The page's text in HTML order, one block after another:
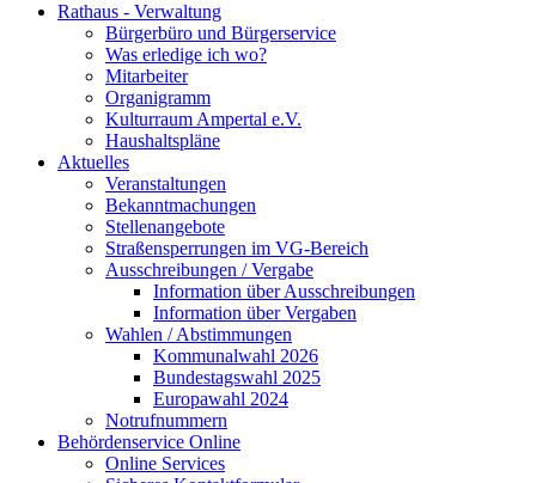
Rathaus - Verwaltung
Bürgerbüro und Bürgerservice
Was erledige ich wo?
Mitarbeiter
Organigramm
Kulturraum Ampertal e.V.
Haushaltspläne
Aktuelles
Veranstaltungen
Bekanntmachungen
Stellenangebote
Straßensperrungen im VG-Bereich
Ausschreibungen / Vergabe
Information über Ausschreibungen
Information über Vergaben
Wahlen / Abstimmungen
Kommunalwahl 2026
Bundestagswahl 2025
Europawahl 2024
Notrufnummern
Behördenservice Online
Online Services